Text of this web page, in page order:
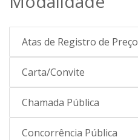
Atas de Registro de Preço
Carta/Convite
Chamada Pública
Concorrência Pública